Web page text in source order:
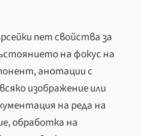
пет свойства за
на фокус на
анотации с
изображение или
на реда на
обработка на